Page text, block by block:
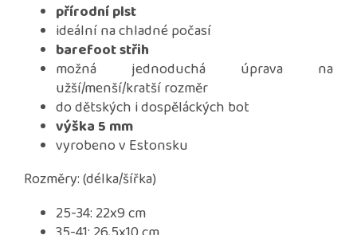
přírodní plst
ideální na chladné počasí
barefoot střih
možná jednoduchá úprava na
užší/menší/kratší rozměr
do dětských i dospěláckých bot
výška 5 mm
vyrobeno v Estonsku
Rozměry: (délka/šířka)
25-34: 22x9 cm